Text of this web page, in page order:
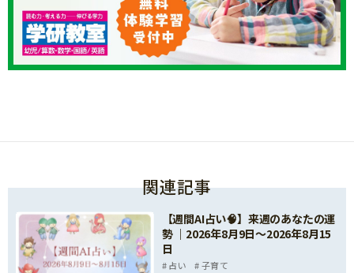
関連記事
【週間AI占い🧠】来週のあなたの運
勢 ｜2026年8月9日〜2026年8月15
日
占い
子育て